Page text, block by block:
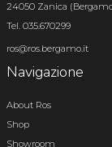
24050 Zanica
Tel. 035.670299
ros@ros.bergamo.it
Navigazione
About Ros
Shop
Showroom